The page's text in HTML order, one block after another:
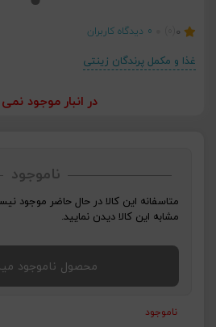
0
0 دیدگاه کاربران
غذا و مکمل پرندگان زینتی
در انبار موجود
ناموجود
متاسفانه این کالا در حال حاضر موجود
مشابه این کالا دیدن نمایید.
محصول ناموجود
ناموجود